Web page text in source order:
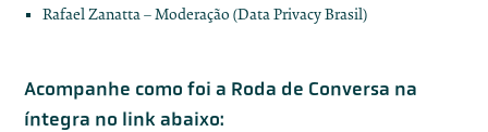
Rafael Zanatta – Moderação (Data Privacy Brasil)
Acompanhe como foi a Roda de Conversa na
íntegra no link abaixo: